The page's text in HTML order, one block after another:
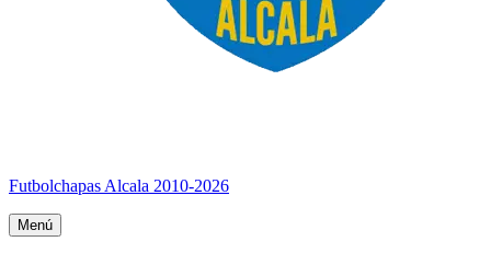
Futbolchapas Alcala 2010-2026
Menú